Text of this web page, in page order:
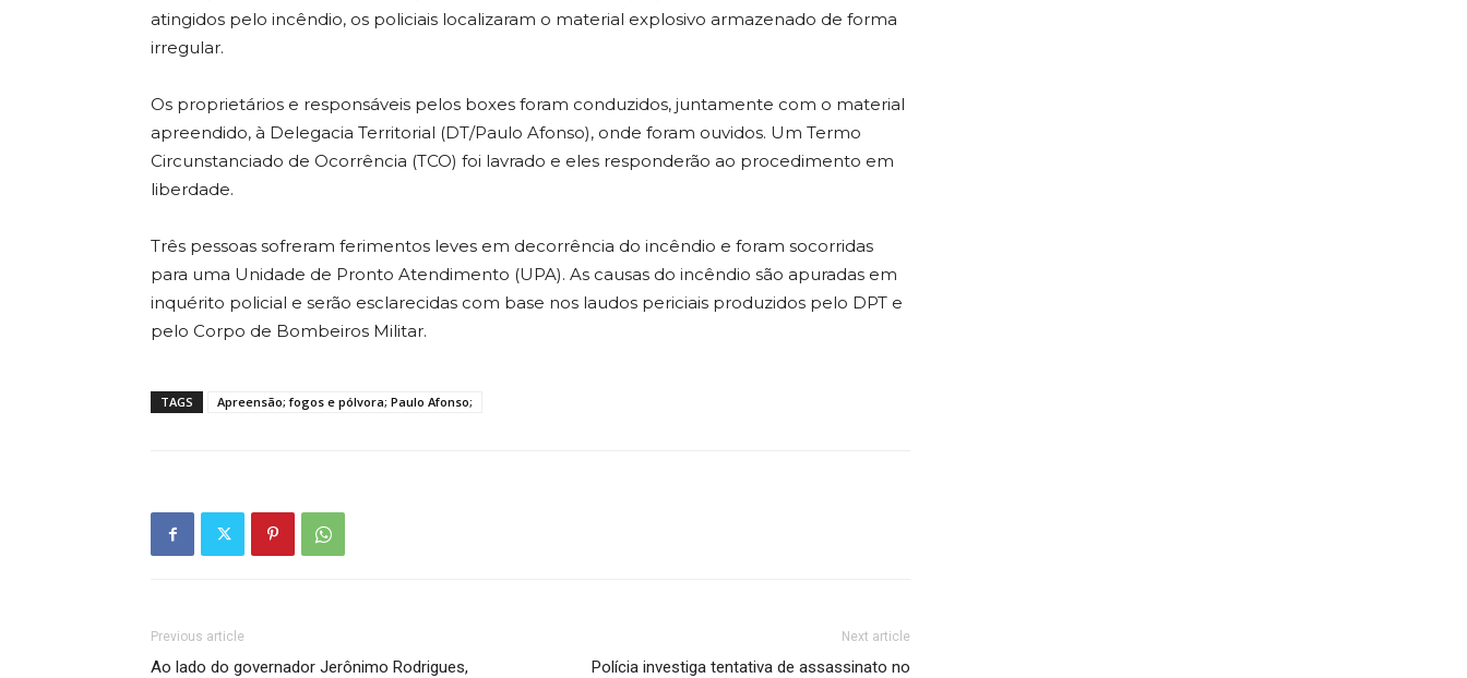
atingidos pelo incêndio, os policiais localizaram o material explosivo armazenado de forma
irregular.
Os proprietários e responsáveis pelos boxes foram conduzidos, juntamente com o material
apreendido, à Delegacia Territorial (DT/Paulo Afonso), onde foram ouvidos. Um Termo
Circunstanciado de Ocorrência (TCO) foi lavrado e eles responderão ao procedimento em
liberdade.
Três pessoas sofreram ferimentos leves em decorrência do incêndio e foram socorridas
para uma Unidade de Pronto Atendimento (UPA). As causas do incêndio são apuradas em
inquérito policial e serão esclarecidas com base nos laudos periciais produzidos pelo DPT e
pelo Corpo de Bombeiros Militar.
TAGS Apreensão; fogos e pólvora; Paulo Afonso;
Previous article
Ao lado do governador Jerônimo Rodrigues,
Next article
Polícia investiga tentativa de assassinato no